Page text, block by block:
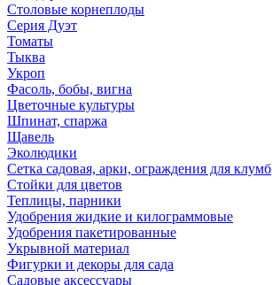
Столовые корнеплоды
Серия Дуэт
Томаты
Тыква
Укроп
Фасоль, бобы, вигна
Цветочные культуры
Шпинат, спаржа
Щавель
Эколюдики
Сетка садовая, арки, ограждения для клумб
Стойки для цветов
Теплицы, парники
Удобрения жидкие и килограммовые
Удобрения пакетированные
Укрывной материал
Фигурки и декоры для сада
Садовые аксессуары